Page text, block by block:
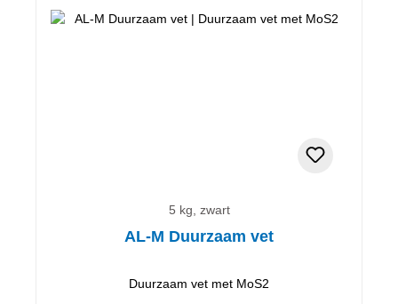
5 kg, zwart
AL-M Duurzaam vet
Duurzaam vet met MoS2